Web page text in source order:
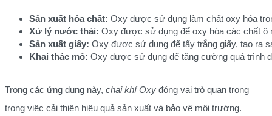
Sản xuất hóa chất: Oxy được sử dụng làm chất oxy hóa
Xử lý nước thải: Oxy được sử dụng để oxy hóa các chất
Sản xuất giấy: Oxy được sử dụng để tẩy trắng giấy, tạo ra
Khai thác mỏ: Oxy được sử dụng để tăng cường quá trình
Trong các ứng dụng này, chai khí Oxy đóng vai trò quan trọng
trong việc cải thiện hiệu quả sản xuất và bảo vệ môi trường.